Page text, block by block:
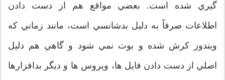
گيري شده است. بعضي مواقع هم از دست دادن
اطلاعات صرفاً به دليل بدشانسي است، مانند زماني که
ويندوز کرش شده و بوت نمي شود و گاهي هم دليل
اصلي از دست دادن فايل ها، ويروس ها و ديگر بدافزارها